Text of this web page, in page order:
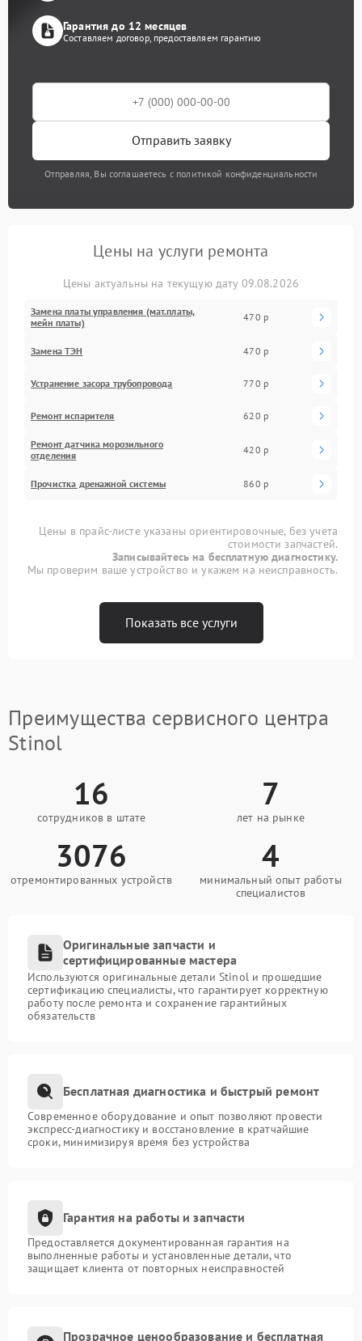
Гарантия до 12 месяцев
Составляем договор, предоставляем гарантию
Отправить заявку
Отправляя, Вы соглашаетесь с политикой конфиденциальности
Цены на услуги ремонта
Цены актуальны на текущую дату 09.08.2026
Замена платы управления (мат.платы,
мейн платы)
470 р
Замена ТЭН 470 р
Устранение засора трубопровода 770 р
Ремонт испарителя 620 р
Ремонт датчика морозильного
отделения
420 р
Прочистка дренажной системы 860 р
Цены в прайс-листе указаны ориентировочные, без учета
стоимости запчастей.
Записывайтесь на бесплатную диагностику.
Мы проверим ваше устройство и укажем на неисправность.
Показать все услуги
Преимущества сервисного центра
Stinol
16
сотрудников в штате
7
лет на рынке
3076
отремонтированных устройств
4
минимальный опыт работы
специалистов
Оригинальные запчасти и
сертифицированные мастера
Используются оригинальные детали Stinol и прошедшие
сертификацию специалисты, что гарантирует корректную
работу после ремонта и сохранение гарантийных
обязательств
Бесплатная диагностика и быстрый ремонт
Современное оборудование и опыт позволяют провести
экспресс-диагностику и восстановление в кратчайшие
сроки, минимизируя время без устройства
Гарантия на работы и запчасти
Предоставляется документированная гарантия на
выполненные работы и установленные детали, что
защищает клиента от повторных неисправностей
Прозрачное ценообразование и бесплатная